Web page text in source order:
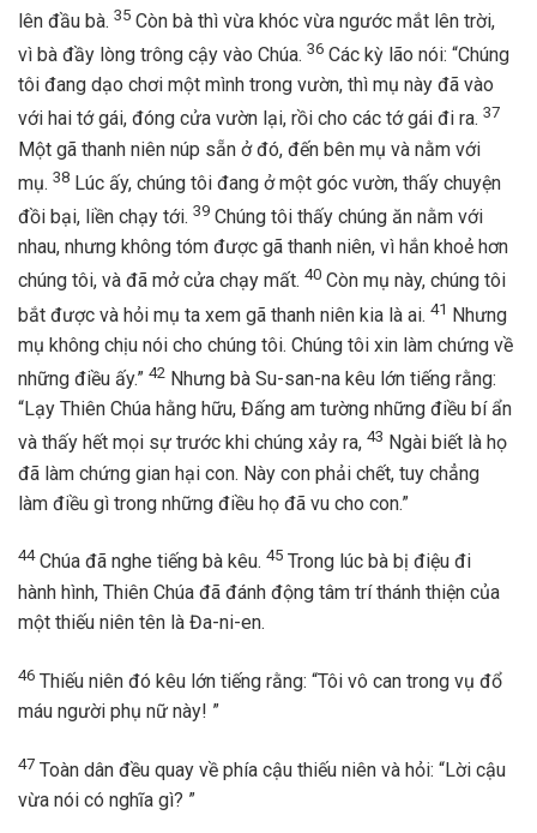
lên đầu bà. 35 Còn bà thì vừa khóc vừa ngước mắt lên trời,
vì bà đầy lòng trông cậy vào Chúa. 36 Các kỳ lão nói: “Chúng
tôi đang dạo chơi một mình trong vườn, thì mụ này đã vào
với hai tớ gái, đóng cửa vườn lại, rồi cho các tớ gái đi ra. 37
Một gã thanh niên núp sẵn ở đó, đến bên mụ và nằm với
mụ. 38 Lúc ấy, chúng tôi đang ở một góc vườn, thấy chuyện
đồi bại, liền chạy tới. 39 Chúng tôi thấy chúng ăn nằm với
nhau, nhưng không tóm được gã thanh niên, vì hắn khoẻ hơn
chúng tôi, và đã mở cửa chạy mất. 40 Còn mụ này, chúng tôi
bắt được và hỏi mụ ta xem gã thanh niên kia là ai. 41 Nhưng
mụ không chịu nói cho chúng tôi. Chúng tôi xin làm chứng về
những điều ấy.” 42 Nhưng bà Su-san-na kêu lớn tiếng rằng:
“Lạy Thiên Chúa hằng hữu, Đấng am tường những điều bí ẩn
và thấy hết mọi sự trước khi chúng xảy ra, 43 Ngài biết là họ
đã làm chứng gian hại con. Này con phải chết, tuy chẳng
làm điều gì trong những điều họ đã vu cho con.”
44Chúa đã nghe tiếng bà kêu. 45 Trong lúc bà bị điệu đi
hành hình, Thiên Chúa đã đánh động tâm trí thánh thiện của
một thiếu niên tên là Đa-ni-en.
46 Thiếu niên đó kêu lớn tiếng rằng: “Tôi vô can trong vụ đổ
máu người phụ nữ này! ”
47 Toàn dân đều quay về phía cậu thiếu niên và hỏi: “Lời cậu
vừa nói có nghĩa gì? ”